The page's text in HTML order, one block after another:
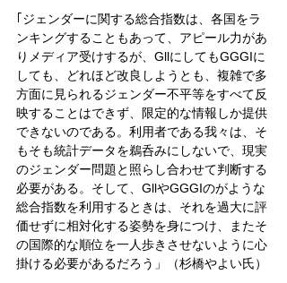
｢ジェンダーに関する総合指数は、各国をラ
ンキングすることもあって、アピール力があ
りメディア受けするが、GllにしてもGGGIに
しても、どれほど改良しようとも、複雑で多
方面に見られるジェンダー不平等をすべて反
映することはできず、限定的な情報しか提供
できないのである。利用者である我々は、そ
もそも統計データを鵜呑みにしないで、現実
のジェンダー問題と照らし合わせて判断する
必要がある。そして、GllやGGGIのがような
総合指数を利用するときは、それを過大に評
価せずに相対化する姿勢を身につけ、またそ
の国際的な順位を一人歩きさせないように心
掛ける必要があるだろう」（杉橋やよい氏）